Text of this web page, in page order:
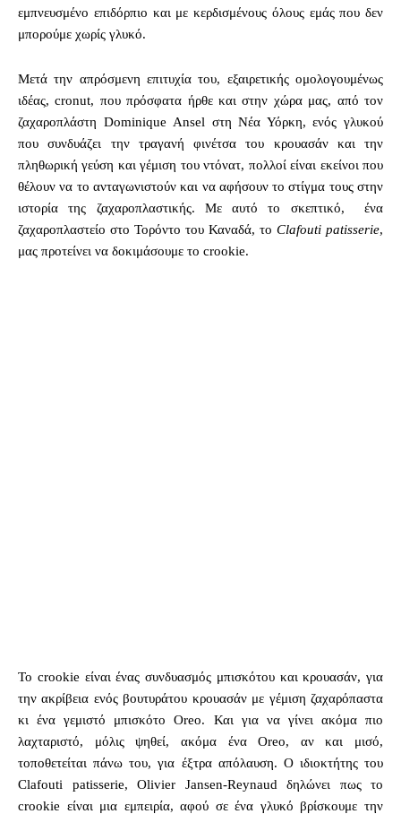
εμπνευσμένο επιδόρπιο και με κερδισμένους όλους εμάς που δεν
μπορούμε χωρίς γλυκό.
Μετά την απρόσμενη επιτυχία του, εξαιρετικής ομολογουμένως
ιδέας, cronut, που πρόσφατα ήρθε και στην χώρα μας, από τον
ζαχαροπλάστη Dominique Ansel στη Νέα Υόρκη, ενός γλυκού
που συνδυάζει την τραγανή φινέτσα του κρουασάν και την
πληθωρική γεύση και γέμιση του ντόνατ, πολλοί είναι εκείνοι που
θέλουν να το ανταγωνιστούν και να αφήσουν το στίγμα τους στην
ιστορία της ζαχαροπλαστικής. Με αυτό το σκεπτικό, ένα
ζαχαροπλαστείο στο Τορόντο του Καναδά, το Clafouti patisserie,
μας προτείνει να δοκιμάσουμε το crookie.
To crookie είναι ένας συνδυασμός μπισκότου και κρουασάν, για
την ακρίβεια ενός βουτυράτου κρουασάν με γέμιση ζαχαρόπαστα
κι ένα γεμιστό μπισκότο Oreo. Και για να γίνει ακόμα πιο
λαχταριστό, μόλις ψηθεί, ακόμα ένα Oreo, αν και μισό,
τοποθετείται πάνω του, για έξτρα απόλαυση. Ο ιδιοκτήτης του
Clafouti patisserie, Olivier Jansen-Reynaud δηλώνει πως το
crookie είναι μια εμπειρία, αφού σε ένα γλυκό βρίσκουμε την